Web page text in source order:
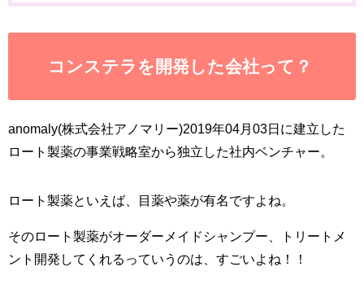
コンステラを開発した会社って？
anomaly(株式会社アノマリー)2019年04月03日に建立した
ロート製薬の事業戦略室から独立した社内ベンチャー。
ロート製薬といえば、目薬や薬が有名ですよね。
そのロート製薬がオーダーメイドシャンプー、トリートメ
ント開発してくれるっていうのは、すごいよね！！